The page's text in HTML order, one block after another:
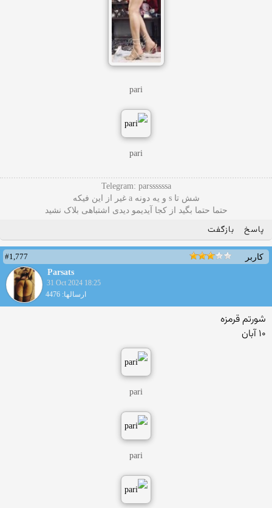
pari
pari
Telegram: parssssssa
شش تا s و یه دونه a غیر از این فیکه
حتما حتما بگید از کجا آیدیمو دیدی اشتباهی بلاک نشید
پاسخ بازگفت
کاربر
#1,777
Parsats
31 Oct 2024 18:25
ارسالها: 4476
شورتم قرمزه
۱۰ آبان
pari
pari